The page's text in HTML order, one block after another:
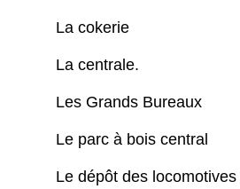
La cokerie
La centrale.
Les Grands Bureaux
Le parc à bois central
Le dépôt des locomotives